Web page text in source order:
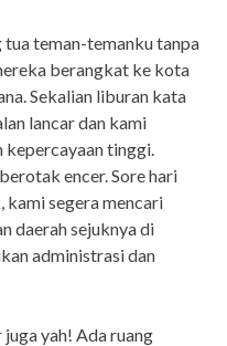
tua teman-temanku tanpa
berangkat ke kota
Sekalian liburan kata
lancar dan kami
kepercayaan tinggi.
encer. Sore hari
kami segera mencari
daerah sejuknya di
administrasi dan
yah! Ada ruang